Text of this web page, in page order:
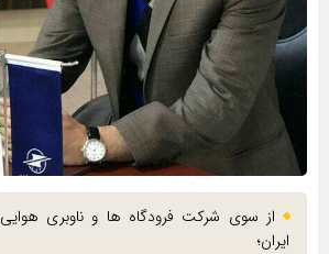
از سوی شرکت فرودگاه ها و ناوبری هوایی
ایران؛